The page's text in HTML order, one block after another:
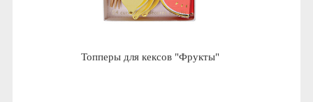
Топперы для кексов "Фрукты"